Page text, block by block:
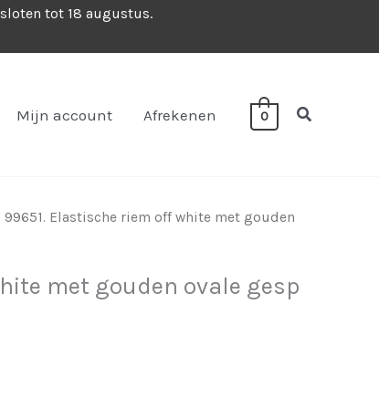
tot 18 augustus.
Mijn account Afrekenen 0 Zoeken
99651. Elastische riem off white met gouden
met gouden ovale gesp